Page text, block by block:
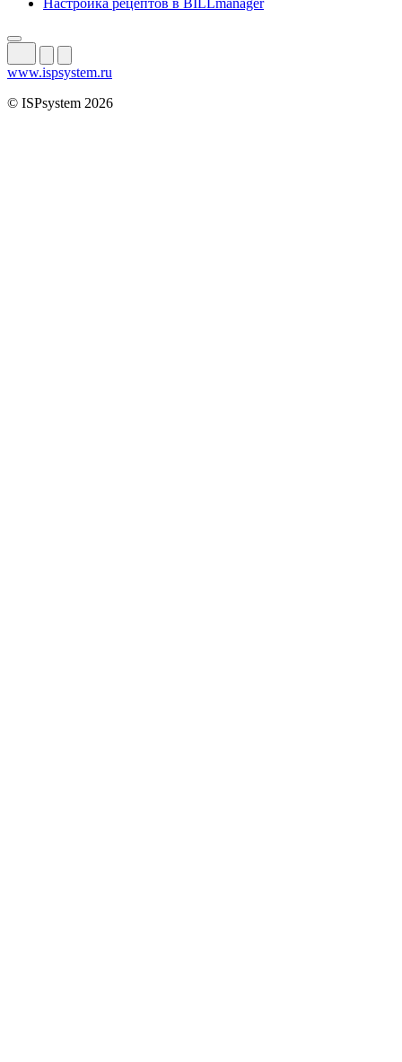
Настройка рецептов в BILLmanager
www.ispsystem.ru
© ISPsystem 2026